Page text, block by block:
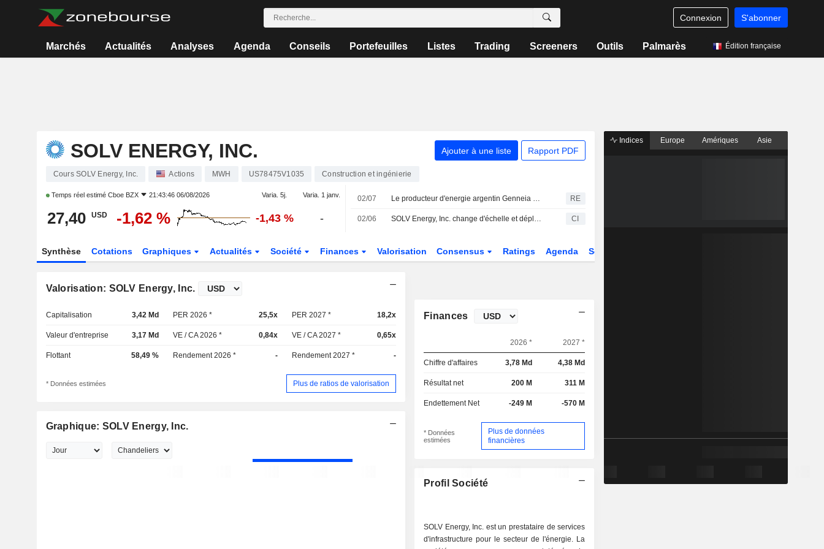
Connexion S'abonner
Marchés Actualités Analyses Agenda Conseils Portefeuilles Listes Trading Screeners Outils Palmarès Édition française
SOLV ENERGY, INC. Ajouter à une liste Rapport PDF
Cours SOLV Energy, Inc. Actions MWH US78475V1035 Construction et ingénierie
Temps réel estimé Cboe BZX 21:43:46 06/08/2026 Varia. 5j. Varia. 1 janv.
27,40 USD -1,62 % -1,43 % -
02/07 Le producteur d'energie argentin Genneia affiche une forte hausse de son chiffre d'affaires lors de son introduction en bourse aux Etats-Unis RE
02/06 SOLV Energy, Inc. change d'échelle et déploie plusieurs projets solaires et de stockage de plus de 600 MW totalisant plus de 4 GW aux États-Unis CI
Synthèse Cotations Graphiques Actualités Société Finances Valorisation Consensus Ratings Agenda Secteur
Valorisation: SOLV Energy, Inc.
Capitalisation 3,42 Md PER 2026 * 25,5x PER 2027 * 18,2x
Valeur d'entreprise 3,17 Md VE / CA 2026 * 0,84x VE / CA 2027 * 0,65x
Flottant 58,49 % Rendement 2026 * - Rendement 2027 * -
* Données estimées Plus de ratios de valorisation
Graphique: SOLV Energy, Inc.
Finances
2026 * 2027 *
Chiffre d'affaires 3,78 Md 4,38 Md
Résultat net 200 M 311 M
Endettement Net -249 M -570 M
* Données
estimées
Plus de données
financières
Profil Société
SOLV Energy, Inc. est un prestataire de services
d'infrastructure pour le secteur de l'énergie. La
Indices Europe Amériques Asie